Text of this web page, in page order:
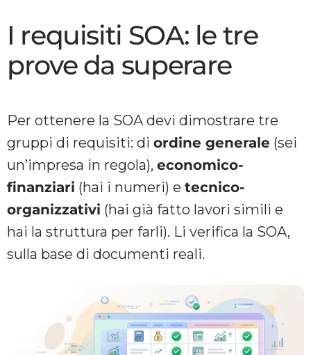
I requisiti SOA: le tre
prove da superare
Per ottenere la SOA devi dimostrare tre
gruppi di requisiti: di ordine generale (sei
un’impresa in regola), economico-
finanziari (hai i numeri) e tecnico-
organizzativi (hai già fatto lavori simili e
hai la struttura per farli). Li verifica la SOA,
sulla base di documenti reali.